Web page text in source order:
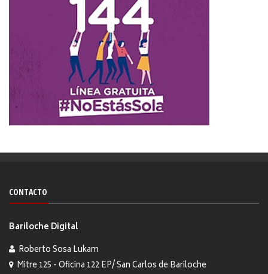
CONTACTO
Bariloche Digital
Roberto Sosa Lukam
Mitre 125 - Oficina 122 EP/ San Carlos de Bariloche